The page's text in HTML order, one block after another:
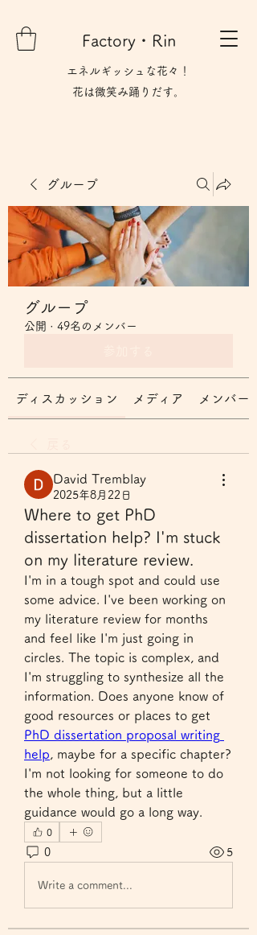
Factory・Rin
エネルギッシュな花々！
花は微笑み​踊りだす。
グループ
グループ
公開 · 49名のメンバー
ディスカッション メディア メンバー
David Tremblay
2025年8月22日
Where to get PhD
dissertation help? I'm stuck
on my literature review.
I'm in a tough spot and could use
some advice. I've been working on
my literature review for months
and feel like I'm just going in
circles. The topic is complex, and
I'm struggling to synthesize all the
information. Does anyone know of
PhD dissertation proposal writing
help , maybe for a specific chapter?
I'm not looking for someone to do
the whole thing, but a little
guidance would go a long way.
0
0 5
Write a comment...